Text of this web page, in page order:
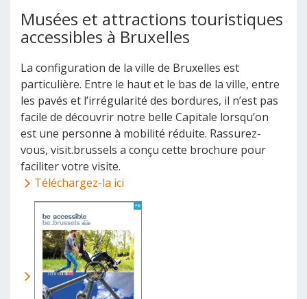
Musées et attractions touristiques
accessibles à Bruxelles
La configuration de la ville de Bruxelles est
particulière. Entre le haut et le bas de la ville, entre
les pavés et l’irrégularité des bordures, il n’est pas
facile de découvrir notre belle Capitale lorsqu’on
est une personne à mobilité réduite. Rassurez-
vous, visit.brussels a conçu cette brochure pour
faciliter votre visite.
Téléchargez-la ici